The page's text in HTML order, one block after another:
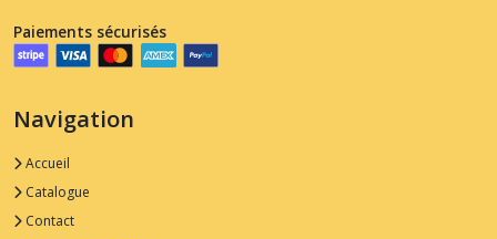
Paiements sécurisés
Navigation
Accueil
Catalogue
Contact